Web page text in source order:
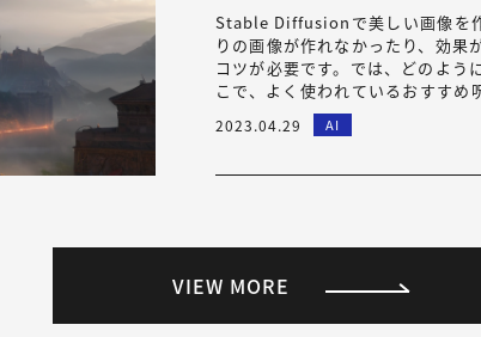
Stable Diffusionで美しい画像を
りの画像が作れなかったり、効果
コツが必要です。では、どのよう
こで、よく使われているおすす
ので、美しいAI画像を作りたい…
2023.04.29 AI
VIEW MORE